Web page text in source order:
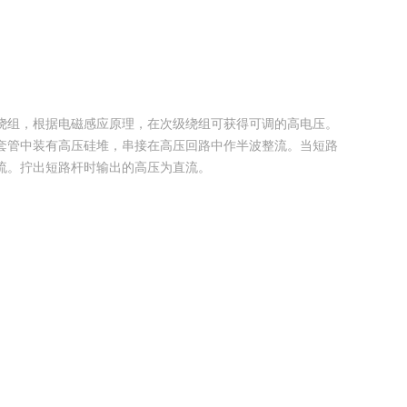
，根据电磁感应原理，在次级绕组可获得可调的高电压。
中装有高压硅堆，串接在高压回路中作半波整流。当短路
拧出短路杆时输出的高压为直流。